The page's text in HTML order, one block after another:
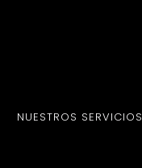
NUESTROS SERVICIOS